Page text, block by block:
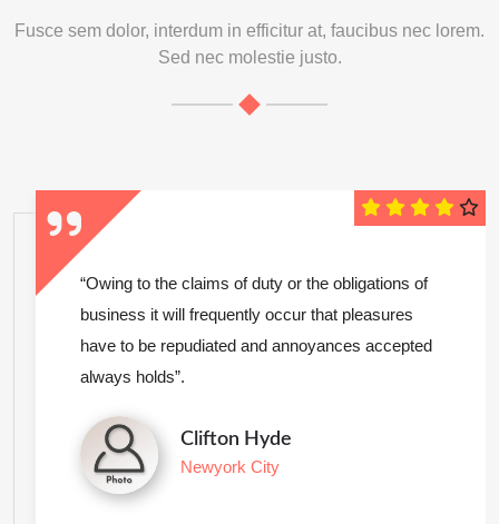
Fusce sem dolor, interdum in efficitur at, faucibus nec lorem.
Sed nec molestie justo.
“Owing to the claims of duty or the obligations of
business it will frequently occur that pleasures
have to be repudiated and annoyances accepted
always holds”.
Clifton Hyde
Newyork City